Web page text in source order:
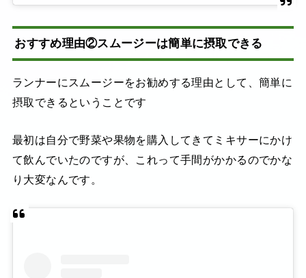
おすすめ理由②スムージーは簡単に摂取できる
ランナーにスムージーをお勧めする理由として、簡単に
摂取できるということです
最初は自分で野菜や果物を購入してきてミキサーにかけ
て飲んでいたのですが、これって手間がかかるのでかな
り大変なんです。